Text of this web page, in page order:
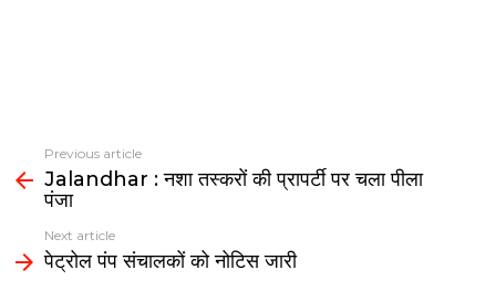
more
Previous article
Jalandhar : नशा तस्करों की प्रापर्टी पर चला पीला
पंजा
Next article
पेट्रोल पंप संचालकों को नोटिस जारी